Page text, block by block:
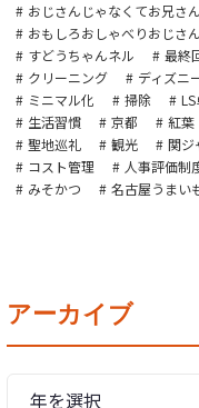
おじさんじゃなくてお兄さ
おもしろおしゃべりおじさん
すどうちゃんネル
最終
クリーニング
ディズニ
ミニマル化
掃除
生活習慣
京都 紅葉
聖地巡礼
観光 関
コスト管理
人事評価制
みそかつ
名古屋うまい
アーカイブ